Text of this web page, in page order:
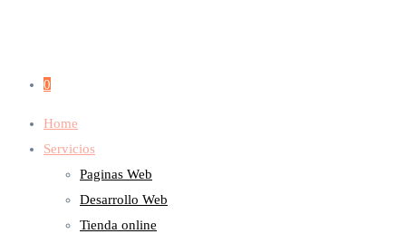
0
Home
Servicios
Paginas Web
Desarrollo Web
Tienda online